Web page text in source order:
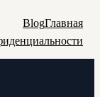
BlogГлавная